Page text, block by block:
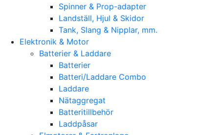
Spinner & Prop-adapter
Landställ, Hjul & Skidor
Tank, Slang & Nipplar, mm.
Elektronik & Motor
Batterier & Laddare
Batterier
Batteri/Laddare Combo
Laddare
Nätaggregat
Batteritillbehör
Laddpåsar